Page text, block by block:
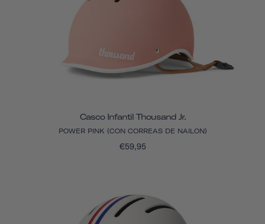
Casco Infantil Thousand Jr.
POWER PINK (CON CORREAS DE NAILON)
€59,95